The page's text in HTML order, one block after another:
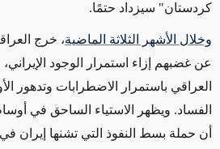
كردستان" سيزداد حتمًا.
وخلال الأشهر الثلاثة الماضية، خرج
عن غضبهم إزاء استمرار الوجود
العراقي باستمرار الاضطرابات وتدهور
الفساد. ويظهر الاستياء الساحق في
أن حملة بسط النفوذ التي تشنها إيران